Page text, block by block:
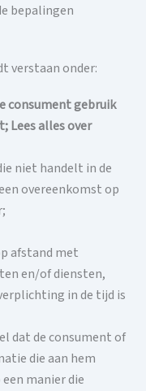
bepalingen
verstaan ​​onder:
consument gebruik
Lees alles over
niet handelt in de
overeenkomst op
afstand met
en/of diensten,
in de tijd is
dat de consument of
die aan hem
manier die